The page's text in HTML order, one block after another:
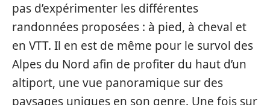
pas d’expérimenter les différentes
randonnées proposées : à pied, à cheval et
en VTT. Il en est de même pour le survol des
Alpes du Nord afin de profiter du haut d’un
altiport, une vue panoramique sur des
paysages uniques en son genre. Une fois sur